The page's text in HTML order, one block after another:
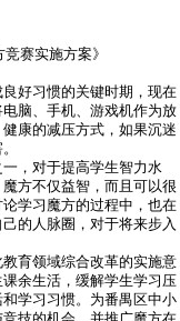
赛实施方案》
好习惯的关键时期，现在
脑、手机、游戏机作为放
康的减压方式，如果沉迷
，对于提高学生智力水
方不仅益智，而且可以很
学习魔方的过程中，也在
的人脉圈，对于将来步入
育领域综合改革的实施意
余生活，缓解学生学习压
学习习惯。为番禺区中小